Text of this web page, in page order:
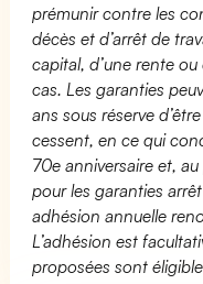
prémunir contre les
décès et d’arrêt de
capital, d’une rente
cas. Les garanties
ans sous réserve
cessent, en ce qui
70e anniversaire et,
pour les garanties
adhésion annuelle
L’adhésion est
proposées sont